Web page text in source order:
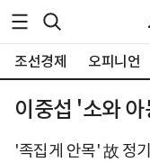
조선경제 오피니언
이중섭 '소와
'족집게 안목' 故 정